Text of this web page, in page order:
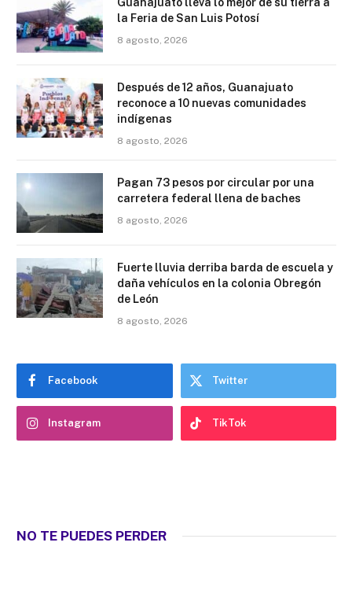
la Feria de San Luis Potosí
8 agosto, 2026
Después de 12 años, Guanajuato
reconoce a 10 nuevas comunidades
indígenas
8 agosto, 2026
Pagan 73 pesos por circular por una
carretera federal llena de baches
8 agosto, 2026
Fuerte lluvia derriba barda de escuela y
daña vehículos en la colonia Obregón
de León
8 agosto, 2026
Facebook Twitter
Instagram TikTok
NO TE PUEDES PERDER